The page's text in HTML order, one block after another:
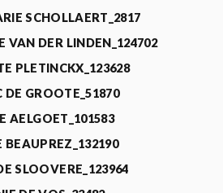
SCHOLLAERT_2817
VAN DER LINDEN_124702
PLETINCKX_123628
DE GROOTE_51870
AELGOET_101583
BEAUPREZ_132190
SLOOVERE_123964